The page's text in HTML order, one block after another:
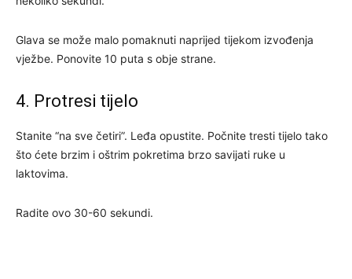
Glava se može malo pomaknuti naprijed tijekom izvođenja
vježbe. Ponovite 10 puta s obje strane.
4. Protresi tijelo
Stanite “na sve četiri”. Leđa opustite. Počnite tresti tijelo tako
što ćete brzim i oštrim pokretima brzo savijati ruke u
laktovima.
Radite ovo 30-60 sekundi.